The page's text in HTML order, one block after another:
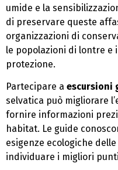
umide e la
di preservare queste
organizzazioni di
le popolazioni di lontre e
protezione.
Partecipare a escursioni
selvatica può migliorare
fornire informazioni
habitat. Le guide
esigenze ecologiche
individuare i migliori